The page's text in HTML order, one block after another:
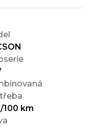
100 km